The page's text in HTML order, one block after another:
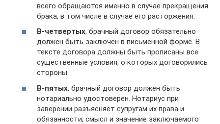
всего обращаются именно в случае прекращения
брака, в том числе в случае его расторжения.
В-четвертых, брачный договор обязательно
должен быть заключен в письменной форме. В
тексте договора должны быть прописаны все
существенные условия, о которых договорились
стороны.
В-пятых, брачный договор должен быть
нотариально удостоверен. Нотариус при
заверении разъясняет супругам их права и
обязанности, смысл и значение заключаемого